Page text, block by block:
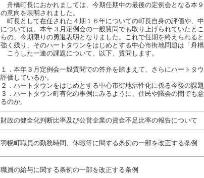
舟橋町長におかれましては、今期任期中の最後の定例会となる本
の意向を表明されました。
町長として在任された４期１６年についての町長自身の評価や、
については、本年３月定例会の一般質問でも取り上げられていたと
らの、今期限りの勇退表明となりました。これで任期を終えられる
強く残り、そのハートタウンをはじめとする中心市街地問題は「舟
こうした一連の課題について、以下、質問します。
１．本年３月定例会一般質問での答弁を踏まえて、さらにハートタ
評価しているか。
２．ハートタウンをはじめとする中心市街地活性化に係る今後の課
３．ハートタウン町有化の事例にみるように、住民や議会の間でも
るのか。
財政の健全化判断比率及び公営企業の資金不足比率の報告について
羽幌町職員の勤務時間、休暇等に関する条例の一部を改正する条例
職員の給与に関する条例の一部を改正する条例